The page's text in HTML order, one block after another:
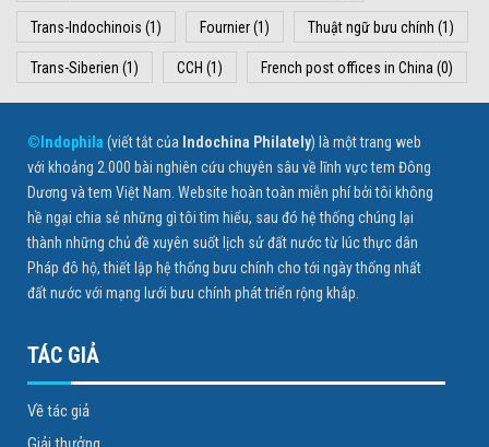
Trans-Indochinois (1) Fournier(1) Thuật ngữ bưu chính (1)
Trans-Siberien (1) CCH (1) French post offices in China (0)
©Indophila (viết tắt của Indochina Philately) là một trang web
với khoảng 2.000 bài nghiên cứu chuyên sâu về lĩnh vực tem Đông
Dương và tem Việt Nam. Website hoàn toàn miễn phí bởi tôi không
hề ngại chia sẻ những gì tôi tìm hiểu, sau đó hệ thống chúng lại
thành những chủ đề xuyên suốt lịch sử đất nước từ lúc thực dân
Pháp đô hộ, thiết lập hệ thống bưu chính cho tới ngày thống nhất
đất nước với mạng lưới bưu chính phát triển rộng khắp.
TÁC GIẢ
Về tác giả